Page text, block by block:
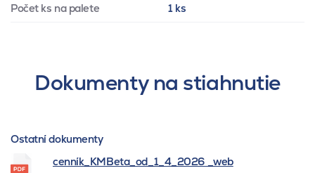
Počet ks na palete 1 ks
Dokumenty na stiahnutie
Ostatní dokumenty
cenník_KMBeta_od_1_4_2026 _web